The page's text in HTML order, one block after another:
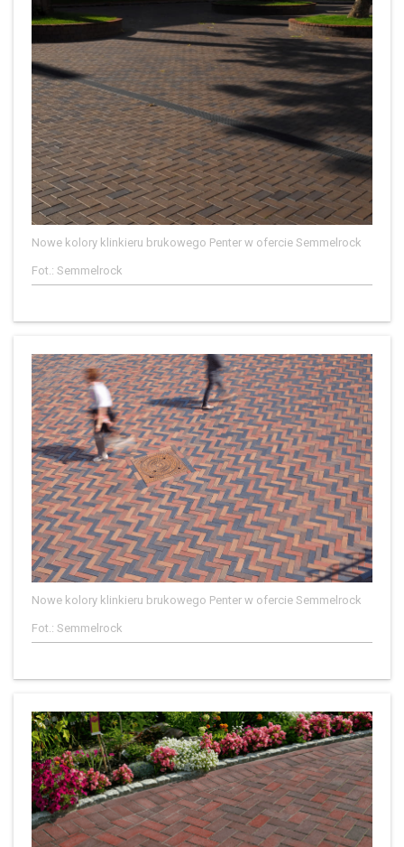
Nowe kolory klinkieru brukowego Penter w ofercie Semmelrock
Fot.: Semmelrock
Nowe kolory klinkieru brukowego Penter w ofercie Semmelrock
Fot.: Semmelrock